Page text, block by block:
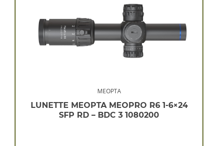
MEOPTA
LUNETTE MEOPTA MEOPRO R6 1-6×24
SFP RD – BDC 3 1080200